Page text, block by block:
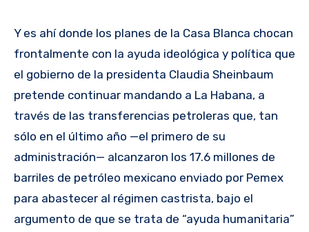
Y es ahí donde los planes de la Casa Blanca chocan
frontalmente con la ayuda ideológica y política que
el gobierno de la presidenta Claudia Sheinbaum
pretende continuar mandando a La Habana, a
través de las transferencias petroleras que, tan
sólo en el último año —el primero de su
administración— alcanzaron los 17.6 millones de
barriles de petróleo mexicano enviado por Pemex
para abastecer al régimen castrista, bajo el
argumento de que se trata de “ayuda humanitaria”